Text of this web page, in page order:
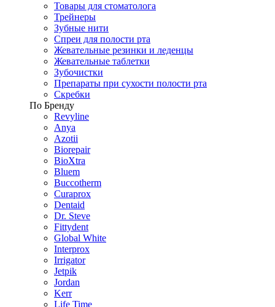
Товары для стоматолога
Трейнеры
Зубные нити
Спреи для полости рта
Жевательные резинки и леденцы
Жевательные таблетки
Зубочистки
Препараты при сухости полости рта
Скребки
По Бренду
Revyline
Anya
Azotii
Biorepair
BioXtra
Bluem
Buccotherm
Curaprox
Dentaid
Dr. Steve
Fittydent
Global White
Interprox
Irrigator
Jetpik
Jordan
Kerr
Life Time